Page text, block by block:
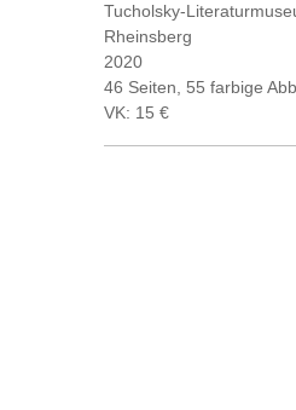
Tucholsky-
Rheinsberg
2020
46 Seiten, 55 farbige
VK: 15 €